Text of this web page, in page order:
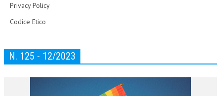
Privacy Policy
Codice Etico
N. 125 - 12/2023